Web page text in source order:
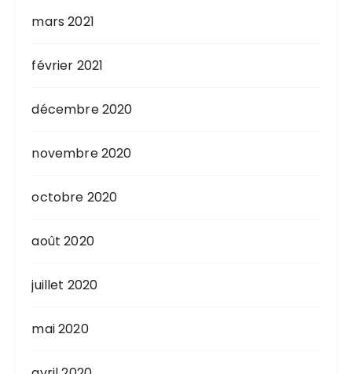
mars 2021
février 2021
décembre 2020
novembre 2020
octobre 2020
août 2020
juillet 2020
mai 2020